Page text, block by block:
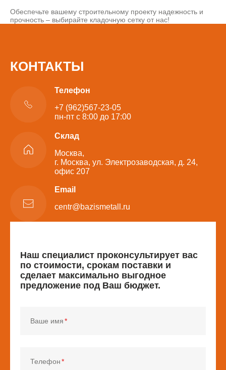
Обеспечьте вашему строительному проекту надежность и
прочность – выбирайте кладочную сетку от нас!
КОНТАКТЫ
Телефон
+7 (962)567-23-05
пн-пт с 8:00 до 17:00
Склад
Москва,
г. Москва, ул. Электрозаводская, д. 24,
офис 207
Email
centr@bazismetall.ru
Наш специалист проконсультирует вас
по стоимости, срокам поставки и
сделает максимально выгодное
предложение под Ваш бюджет.
Ваше имя
Телефон